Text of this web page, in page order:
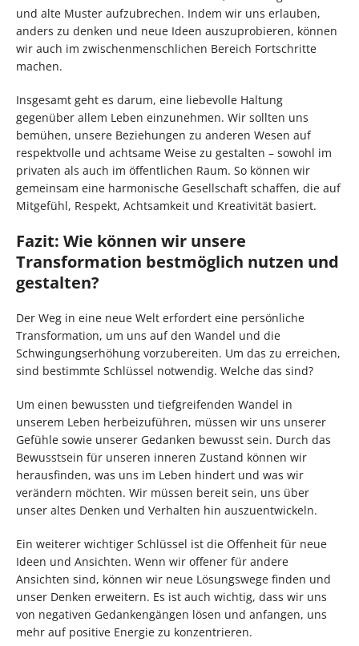
und alte Muster aufzubrechen. Indem wir uns erlauben,
anders zu denken und neue Ideen auszuprobieren, können
wir auch im zwischenmenschlichen Bereich Fortschritte
machen.
Insgesamt geht es darum, eine liebevolle Haltung
gegenüber allem Leben einzunehmen. Wir sollten uns
bemühen, unsere Beziehungen zu anderen Wesen auf
respektvolle und achtsame Weise zu gestalten – sowohl im
privaten als auch im öffentlichen Raum. So können wir
gemeinsam eine harmonische Gesellschaft schaffen, die auf
Mitgefühl, Respekt, Achtsamkeit und Kreativität basiert.
Fazit: Wie können wir unsere
Transformation bestmöglich nutzen und
gestalten?
Der Weg in eine neue Welt erfordert eine persönliche
Transformation, um uns auf den Wandel und die
Schwingungserhöhung vorzubereiten. Um das zu erreichen,
sind bestimmte Schlüssel notwendig. Welche das sind?
Um einen bewussten und tiefgreifenden Wandel in
unserem Leben herbeizuführen, müssen wir uns unserer
Gefühle sowie unserer Gedanken bewusst sein. Durch das
Bewusstsein für unseren inneren Zustand können wir
herausfinden, was uns im Leben hindert und was wir
verändern möchten. Wir müssen bereit sein, uns über
unser altes Denken und Verhalten hin auszuentwickeln.
Ein weiterer wichtiger Schlüssel ist die Offenheit für neue
Ideen und Ansichten. Wenn wir offener für andere
Ansichten sind, können wir neue Lösungswege finden und
unser Denken erweitern. Es ist auch wichtig, dass wir uns
von negativen Gedankengängen lösen und anfangen, uns
mehr auf positive Energie zu konzentrieren.